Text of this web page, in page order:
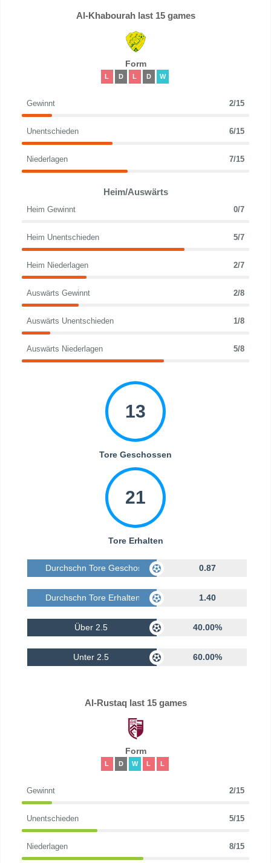
Al-Khabourah last 15 games
Form
L D L D W
Gewinnt 2/15
Unentschieden 6/15
Niederlagen 7/15
Heim/Auswärts
Heim Gewinnt 0/7
Heim Unentschieden 5/7
Heim Niederlagen 2/7
Auswärts Gewinnt 2/8
Auswärts Unentschieden 1/8
Auswärts Niederlagen 5/8
13
Tore Geschossen
21
Tore Erhalten
Durchschn Tore Geschossen 0.87
Durchschn Tore Erhalten 1.40
Über 2.5 40.00%
Unter 2.5 60.00%
Al-Rustaq last 15 games
Form
L D W L L
Gewinnt 2/15
Unentschieden 5/15
Niederlagen 8/15